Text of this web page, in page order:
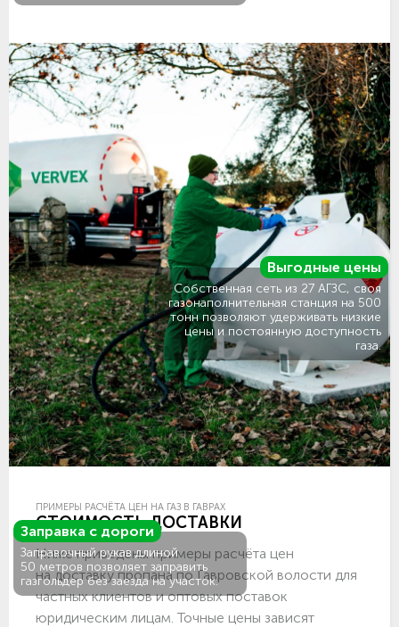
Заправка с дороги
Заправочный рукав длиной
50 метров позволяет заправить
газгольдер без заезда на участок.
Выгодные цены
Собственная сеть из 27 АГЗС, своя
газонаполнительная станция на 500
тонн позволяют удерживать низкие
цены и постоянную доступность
газа.
ПРИМЕРЫ РАСЧЁТА ЦЕН НА ГАЗ В ГАВРАХ
СТОИМОСТЬ ДОСТАВКИ
Ниже приведены примеры расчёта цен
на доставку пропана по Гавровской волости для
частных клиентов и оптовых поставок
юридическим лицам. Точные цены зависят